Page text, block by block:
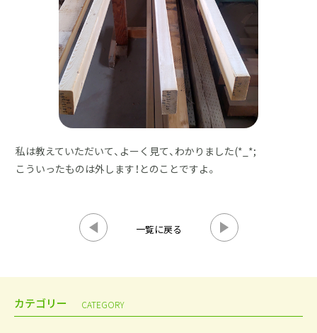
私は教えていただいて、よーく見て、わかりました(*_*;
こういったものは外します！とのことですよ。
一覧に戻る
カテゴリー CATEGORY